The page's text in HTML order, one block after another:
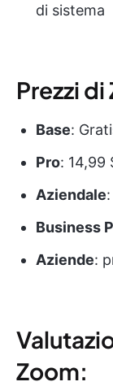
di sistema
Prezzi di
Base:
Pro: 14,99
Aziendale
Business
Aziende:
Zoom: